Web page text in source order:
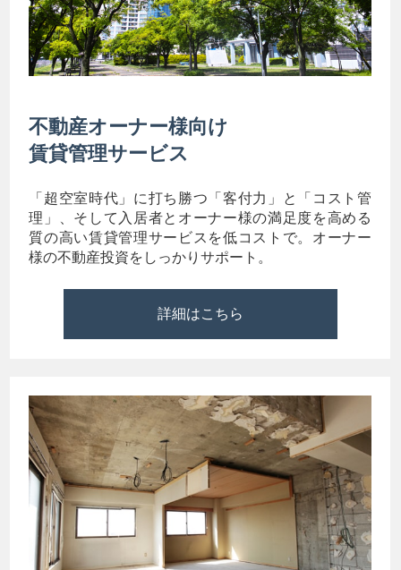
不動産オーナー様向け
賃貸管理サービス
「超空室時代」に打ち勝つ「客付力」と「コスト管
理」、そして入居者とオーナー様の満足度を高める
質の高い賃貸管理サービスを低コストで。オーナー
様の不動産投資をしっかりサポート。
詳細はこちら